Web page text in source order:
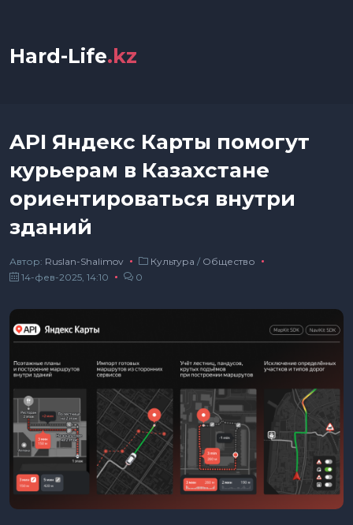
Hard-Life.kz
API Яндекс Карты помогут
курьерам в Казахстане
ориентироваться внутри
зданий
Автор: Ruslan-Shalimov Культура / Общество
14-фев-2025, 14:10
0